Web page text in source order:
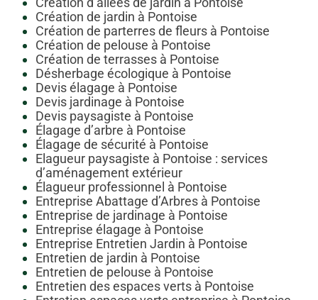
Création de jardin à Pontoise
Création de parterres de fleurs à Pontoise
Création de pelouse à Pontoise
Création de terrasses à Pontoise
Désherbage écologique à Pontoise
Devis élagage à Pontoise
Devis jardinage à Pontoise
Devis paysagiste à Pontoise
Élagage d’arbre à Pontoise
Élagage de sécurité à Pontoise
Elagueur paysagiste à Pontoise : services
d’aménagement extérieur
Élagueur professionnel à Pontoise
Entreprise Abattage d’Arbres à Pontoise
Entreprise de jardinage à Pontoise
Entreprise élagage à Pontoise
Entreprise Entretien Jardin à Pontoise
Entretien de jardin à Pontoise
Entretien de pelouse à Pontoise
Entretien des espaces verts à Pontoise